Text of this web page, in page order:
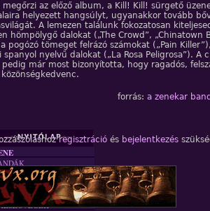
megőrzi az előző album, a Kill! Kill! sürgető
helyezett hangsúlyt, ugyanakkor tovább
A lemezen találunk fokozatosan
hömpölygő dalokat („The Crowd”, „Chinatown
a pogózó tömeget felrázó számokat („Pain
spanyol nyelvű dalokat („La Rosa Peligrosa”). A
pedig már most bizonyította, hogy ragadós,
forrás: a zenekar
regisztrációés bejelentkezés